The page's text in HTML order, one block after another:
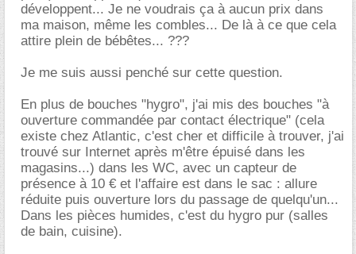
développent... Je ne voudrais ça à aucun prix dans
ma maison, même les combles... De là à ce que cela
attire plein de bébêtes... ???
Je me suis aussi penché sur cette question.
En plus de bouches "hygro", j'ai mis des bouches "à
ouverture commandée par contact électrique" (cela
existe chez Atlantic, c'est cher et difficile à trouver, j'ai
trouvé sur Internet après m'être épuisé dans les
magasins...) dans les WC, avec un capteur de
présence à 10 € et l'affaire est dans le sac : allure
réduite puis ouverture lors du passage de quelqu'un...
Dans les pièces humides, c'est du hygro pur (salles
de bain, cuisine).